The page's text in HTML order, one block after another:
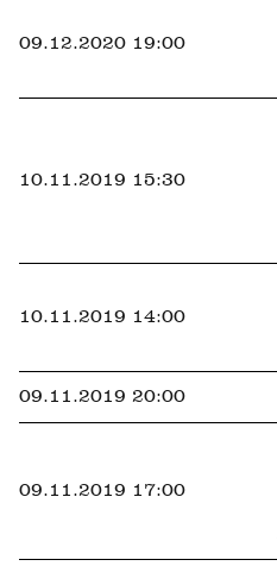
09.12.2020 19:00
10.11.2019 15:30
10.11.2019 14:00
09.11.2019 20:00
09.11.2019 17:00